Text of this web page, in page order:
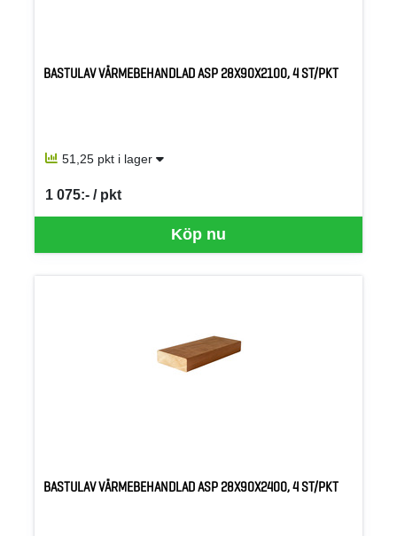
BASTULAV VÄRMEBEHANDLAD ASP 28X90X2100, 4 ST/PKT
51,25 pkt i lager
Köp nu
1 075:- / pkt
SEK per PKT
BASTULAV VÄRMEBEHANDLAD ASP 28X90X2400, 4 ST/PKT